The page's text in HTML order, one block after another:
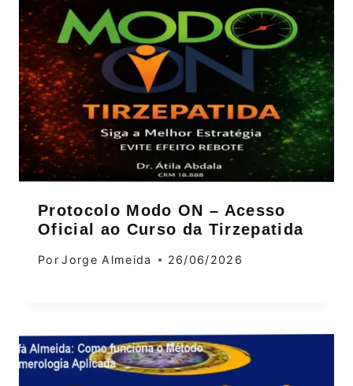
Protocolo Modo ON – Acesso
Oficial ao Curso da Tirzepatida
Por Jorge Almeida 26/06/2026